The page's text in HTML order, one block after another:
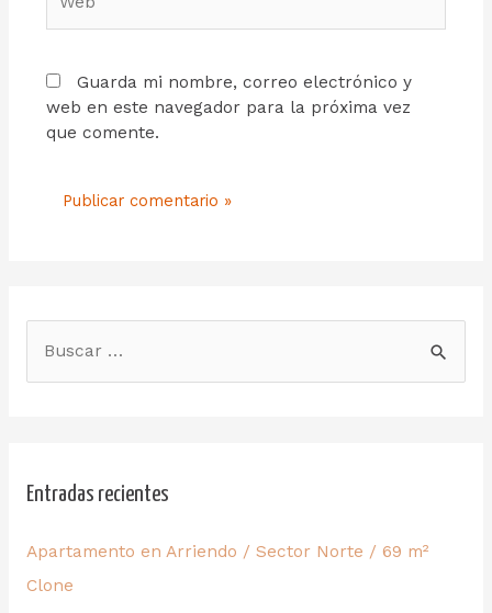
Guarda mi nombre, correo electrónico y
web en este navegador para la próxima vez
que comente.
Entradas recientes
Apartamento en Arriendo / Sector Norte / 69 m²
Clone